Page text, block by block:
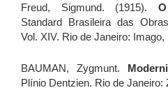
Freud, Sigmund. (1915).
Standard Brasileira das
Vol. XIV. Rio de Janeiro: Imago,
BAUMAN, Zygmunt.
Plínio Dentzien. Rio de Janeiro: